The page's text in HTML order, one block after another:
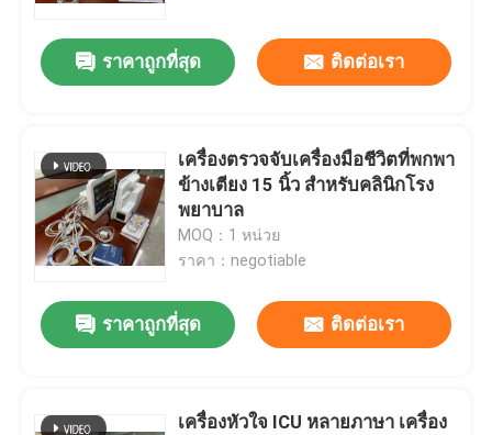
ราคาถูกที่สุด ติดต่อเรา
เครื่องตรวจจับเครื่องมือชีวิตที่พกพา
ข้างเตียง 15 นิ้ว สําหรับคลินิกโรง
พยาบาล
MOQ：1 หน่วย
ราคา：negotiable
ราคาถูกที่สุด ติดต่อเรา
เครื่องหัวใจ ICU หลายภาษา เครื่อง